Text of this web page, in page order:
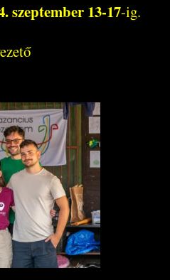
szeptember 13-17-ig.